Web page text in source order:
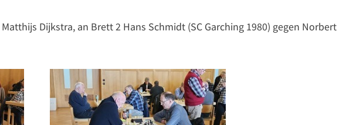
Dijkstra, an Brett 2 Hans Schmidt (SC Garching 1980) gegen Norbert